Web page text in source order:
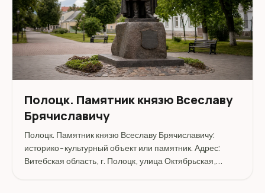
Полоцк. Памятник князю Всеславу
Брячиславичу
Полоцк. Памятник князю Всеславу Брячиславичу:
историко-культурный объект или памятник. Адрес:
Витебская область, г. Полоцк, улица Октябрьская,